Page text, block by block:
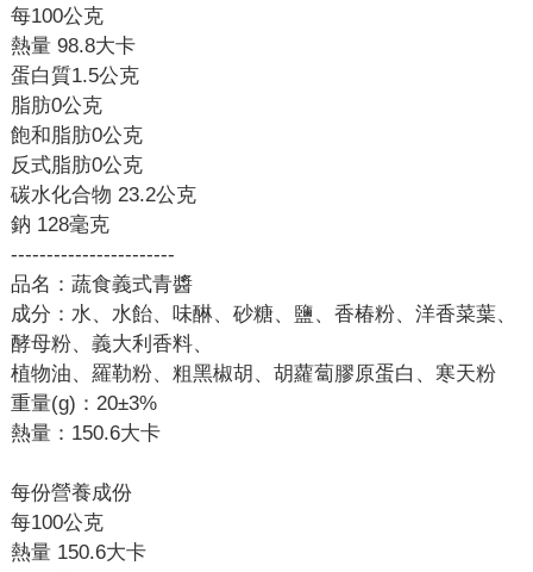
每100公克
熱量 98.8大卡
蛋白質1.5公克
脂肪0公克
飽和脂肪0公克
反式脂肪0公克
碳水化合物 23.2公克
鈉 128毫克
-----------------------
品名：蔬食義式青醬
成分：水、水飴、味醂、砂糖、鹽、香椿粉、洋香菜葉、
酵母粉、義大利香料、
植物油、羅勒粉、粗黑椒胡、胡蘿蔔膠原蛋白、寒天粉
重量(g)：20±3%
熱量：150.6大卡
每份營養成份
每100公克
熱量 150.6大卡